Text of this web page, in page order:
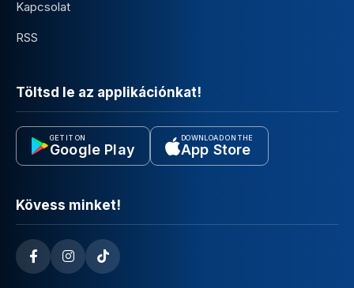
Kapcsolat
RSS
Töltsd le az applikációnkat!
GET IT ON
Google Play
DOWNLOAD ON THE
App Store
Kövess minket!